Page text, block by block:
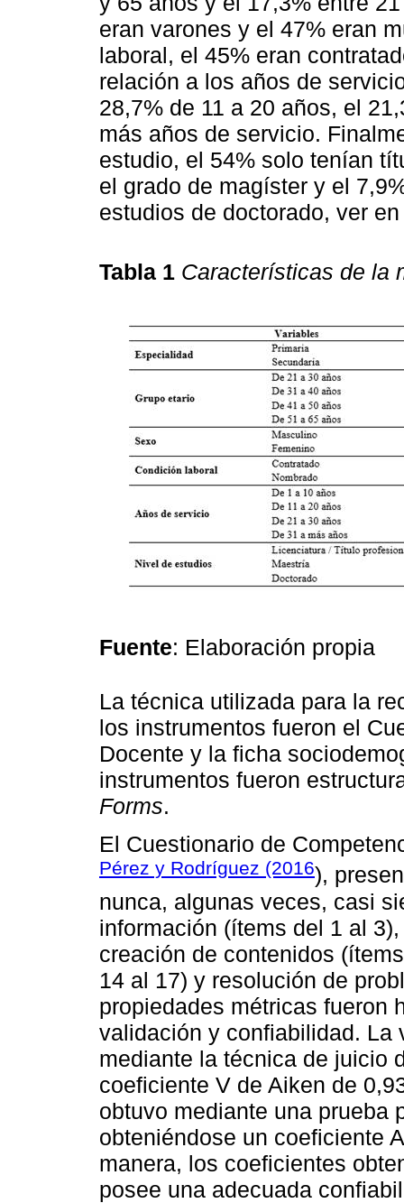
eran varones y el 47% eran
laboral, el 45% eran
relación a los años de
28,7% de 11 a 20 años, el
más años de servicio.
estudio, el 54% solo tenían
el grado de magíster y el
estudios de doctorado, ver
Tabla 1 Características de la
Fuente: Elaboración propia
La técnica utilizada para la
los instrumentos fueron el
Docente y la ficha
instrumentos fueron
Forms.
El Cuestionario de
Pérez y Rodríguez (2016),
nunca, algunas veces, casi
información (ítems del 1 al
creación de contenidos
14 al 17) y resolución de
propiedades métricas fueron
validación y confiabilidad. La
mediante la técnica de juicio
coeficiente V de Aiken de
obtuvo mediante una prueba
obteniéndose un coeficiente
manera, los coeficientes
posee una adecuada